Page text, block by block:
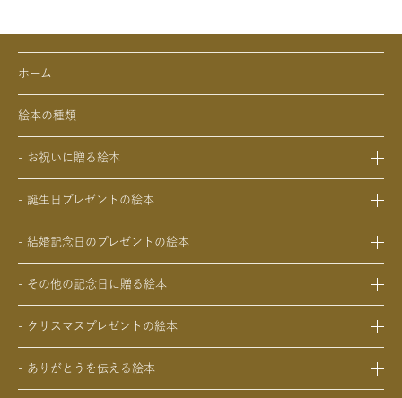
ホーム
絵本の種類
- お祝いに贈る絵本
- 結婚祝いの絵本
- 入園・入学／卒園・卒業祝いの絵本
- 還暦祝いの絵本
- 誕生日プレゼントの絵本
- 小学生の子供への誕生日プレゼントの絵本
- 20歳の誕生日プレゼントの絵本
- 女性、妻、彼女、女友達への誕生日プレゼントの絵本
- 男性、夫、彼氏、男友達への誕生日プレゼントの絵本
- 結婚記念日のプレゼントの絵本
- 両親への結婚記念日の絵本
- その他の記念日に贈る絵本
- バレンタインデー / ホワイトデーの絵本
- クリスマスプレゼントの絵本
- ありがとうを伝える絵本